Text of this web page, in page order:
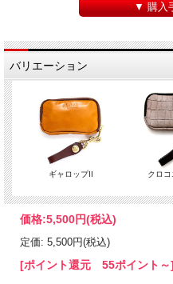
▼ 購入
バリエーション
ギャロップII クロ
価格:5,500円(税込)
定価: 5,500円(税込)
[ポイント還元 55ポイント～]